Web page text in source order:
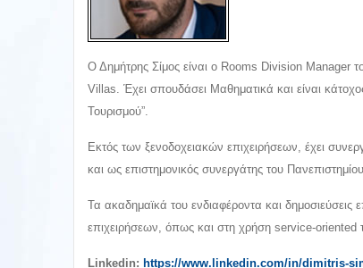
Ο Δημήτρης Σίμος είναι ο Rooms Division Manager
Villas. Έχει σπουδάσει Μαθηματικά και είναι
Τουρισμού”.
Εκτός των ξενοδοχειακών επιχειρήσεων, έχει
και ως επιστημονικός συνεργάτης του
Τα ακαδημαϊκά του ενδιαφέροντα και
επιχειρήσεων, όπως και στη χρήση service-oriented
Linkedin: https://www.linkedin.com/in/dimitris-